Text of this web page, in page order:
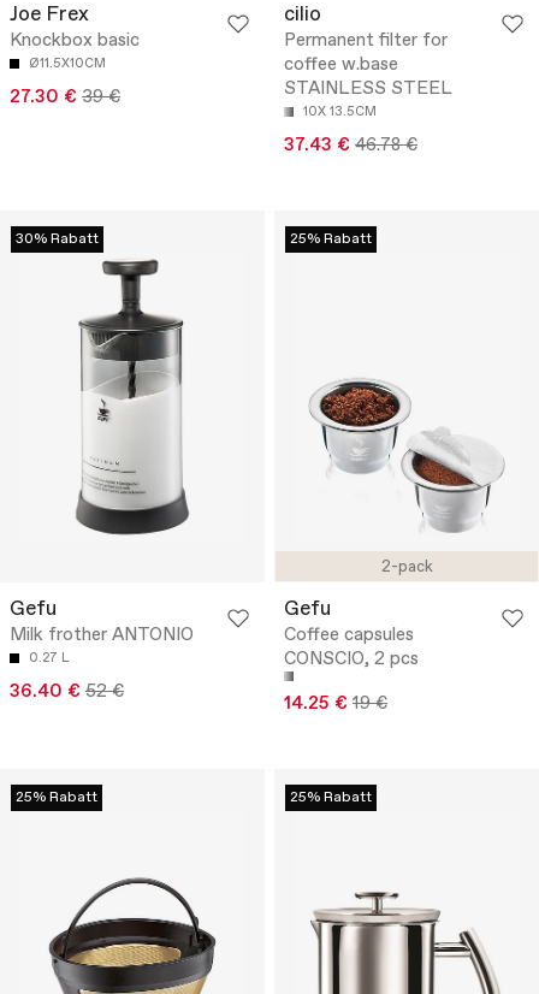
Joe Frex
Knockbox basic
Ø11.5X10CM
27.30 € 39 €
cilio
Permanent filter for
coffee w.base
STAINLESS STEEL
10X 13.5CM
37.43 € 46.78 €
30% Rabatt
Gefu
Milk frother ANTONIO
0.27 L
36.40 € 52 €
2-pack
25% Rabatt
Gefu
Coffee capsules
CONSCIO, 2 pcs
14.25 € 19 €
25% Rabatt 25% Rabatt